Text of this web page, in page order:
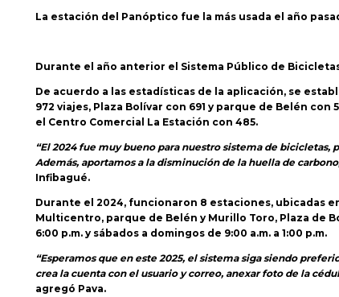
La estación del Panóptico fue la más usada el año
Durante el año anterior el Sistema Público de
De acuerdo a las estadísticas de la aplicación, se
972 viajes, Plaza Bolívar con 691 y parque de Belén
el Centro Comercial La Estación con 485.
“El 2024 fue muy bueno para nuestro sistema de
Además, aportamos a la disminución de la huella de
Infibagué.
Durante el 2024, funcionaron 8 estaciones, ubicadas
Multicentro, parque de Belén y Murillo Toro, Plaza de
6:00 p.m. y sábados a domingos de 9:00 a.m. a 1:00 p.m.
“Esperamos que en este 2025, el sistema siga siendo
crea la cuenta con el usuario y correo, anexar foto de la
agregó Pava.